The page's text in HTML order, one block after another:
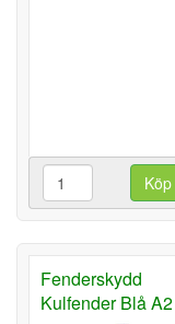
Köp
Fenderskydd
Kulfender Blå A2